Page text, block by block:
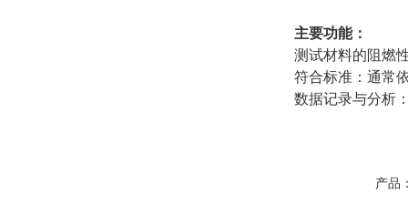
主要功能：
测试材料的阻燃
符合标准：通常
数据记录与分析
产品